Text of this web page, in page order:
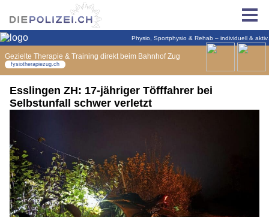
Esslingen ZH: 17-jähriger Töfffahrer bei
Selbstunfall schwer verletzt